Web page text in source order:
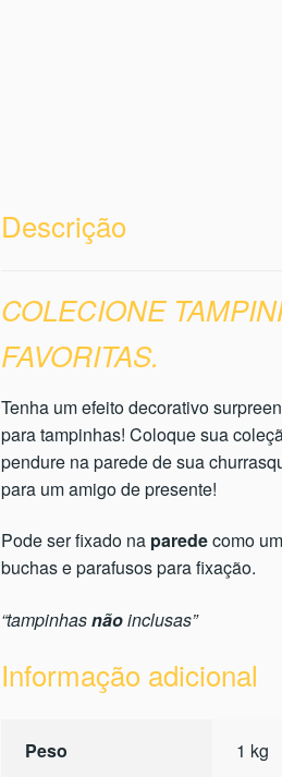
Descrição
COLECIONE
FAVORITAS.
Tenha um efeito decorativo
para tampinhas! Coloque sua
pendure na parede de sua
para um amigo de presente!
Pode ser fixado na paredecomo
buchas e parafusos para fixação.
“tampinhasnãoinclusas”
Informação adicional
Peso 1 kg